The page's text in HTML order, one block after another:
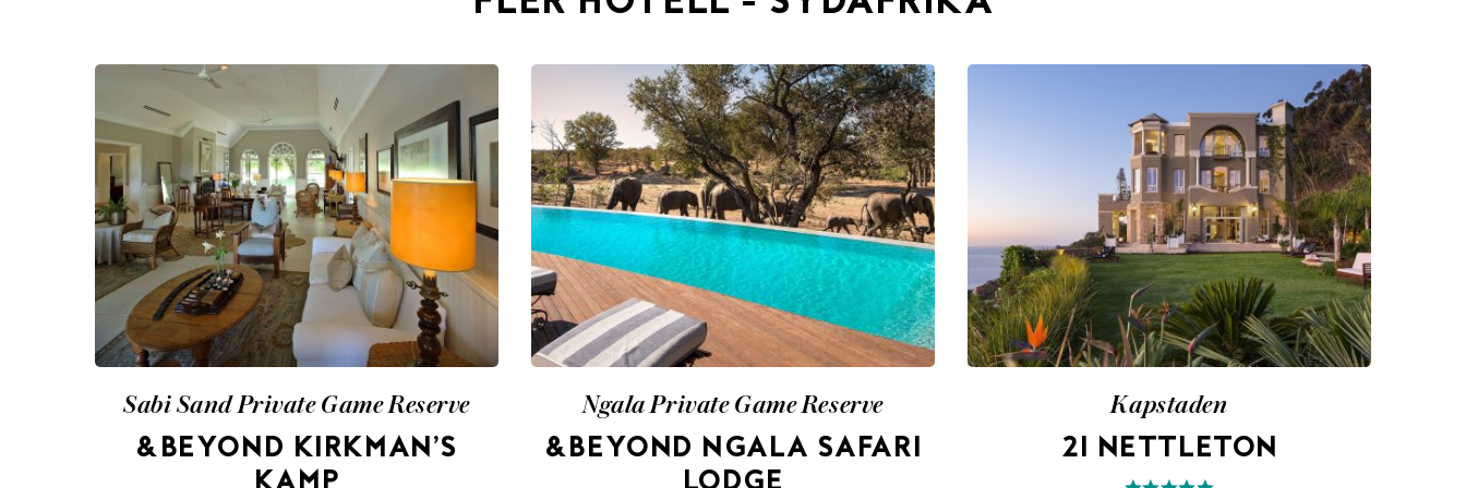
Sabi Sand Private Game Reserve
&BEYOND KIRKMAN’S
Ngala Private Game Reserve
&BEYOND NGALA SAFARI
Kapstaden
21 NETTLETON